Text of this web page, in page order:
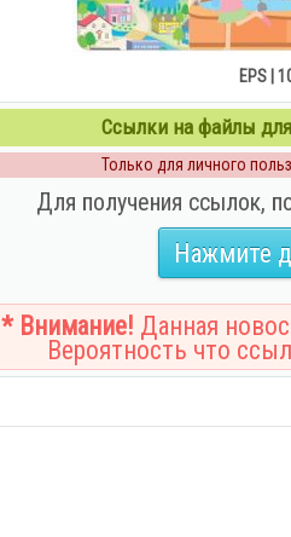
EPS |
Ссылки на файлы
Только для личного
Для получения ссылок,
Нажмите
* Внимание! Данная
Вероятность что